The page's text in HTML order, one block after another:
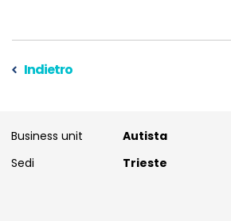
Indietro
Business unit
Autista
Sedi
Trieste